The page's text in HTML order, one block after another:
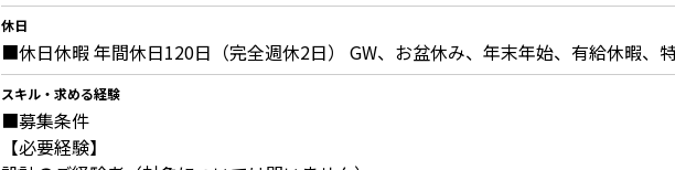
休日
■休日休暇 年間休日120日（完全週休2日） GW、お盆休み、年末年始、有給休暇、
スキル・求める経験
■募集条件
【必要経験】